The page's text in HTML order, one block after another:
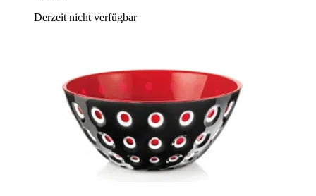
Derzeit nicht verfügbar